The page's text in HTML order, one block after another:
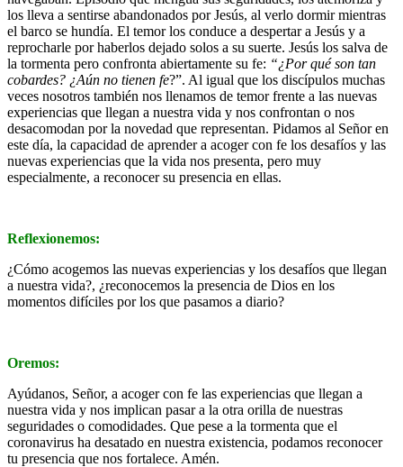
los lleva a sentirse abandonados por Jesús, al verlo dormir mientras
el barco se hundía. El temor los conduce a despertar a Jesús y a
reprocharle por haberlos dejado solos a su suerte. Jesús los salva de
la tormenta pero confronta abiertamente su fe: “¿Por qué son tan
cobardes? ¿Aún no tienen fe?”. Al igual que los discípulos muchas
veces nosotros también nos llenamos de temor frente a las nuevas
experiencias que llegan a nuestra vida y nos confrontan o nos
desacomodan por la novedad que representan. Pidamos al Señor en
este día, la capacidad de aprender a acoger con fe los desafíos y las
nuevas experiencias que la vida nos presenta, pero muy
especialmente, a reconocer su presencia en ellas.
Reflexionemos:
¿Cómo acogemos las nuevas experiencias y los desafíos que llegan
a nuestra vida?, ¿reconocemos la presencia de Dios en los
momentos difíciles por los que pasamos a diario?
Oremos:
Ayúdanos, Señor, a acoger con fe las experiencias que llegan a
nuestra vida y nos implican pasar a la otra orilla de nuestras
seguridades o comodidades. Que pese a la tormenta que el
coronavirus ha desatado en nuestra existencia, podamos reconocer
tu presencia que nos fortalece. Amén.